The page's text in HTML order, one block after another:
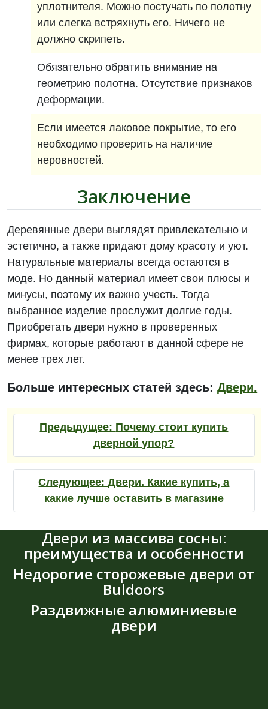
уплотнителя. Можно постучать по полотну
или слегка встряхнуть его. Ничего не
должно скрипеть.
Обязательно обратить внимание на
геометрию полотна. Отсутствие признаков
деформации.
Если имеется лаковое покрытие, то его
необходимо проверить на наличие
неровностей.
Заключение
Деревянные двери выглядят привлекательно и
эстетично, а также придают дому красоту и уют.
Натуральные материалы всегда остаются в
моде. Но данный материал имеет свои плюсы и
минусы, поэтому их важно учесть. Тогда
выбранное изделие прослужит долгие годы.
Приобретать двери нужно в проверенных
фирмах, которые работают в данной сфере не
менее трех лет.
Больше интересных статей здесь:Двери.
Предыдущее: Почему стоит купить
дверной упор?
Следующее:Двери. Какие купить, а
какие лучше оставить в магазине
Двери из массива сосны:
преимущества и особенности
Недорогие сторожевые двери от
Buldoors
Раздвижные алюминиевые
двери